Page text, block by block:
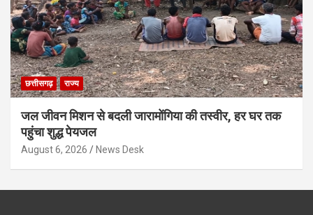
छत्तीसगढ़ राज्य
जल जीवन मिशन से बदली जारामोंगिया की तस्वीर, हर घर तक
पहुंचा शुद्ध पेयजल
August 6, 2026 News Desk